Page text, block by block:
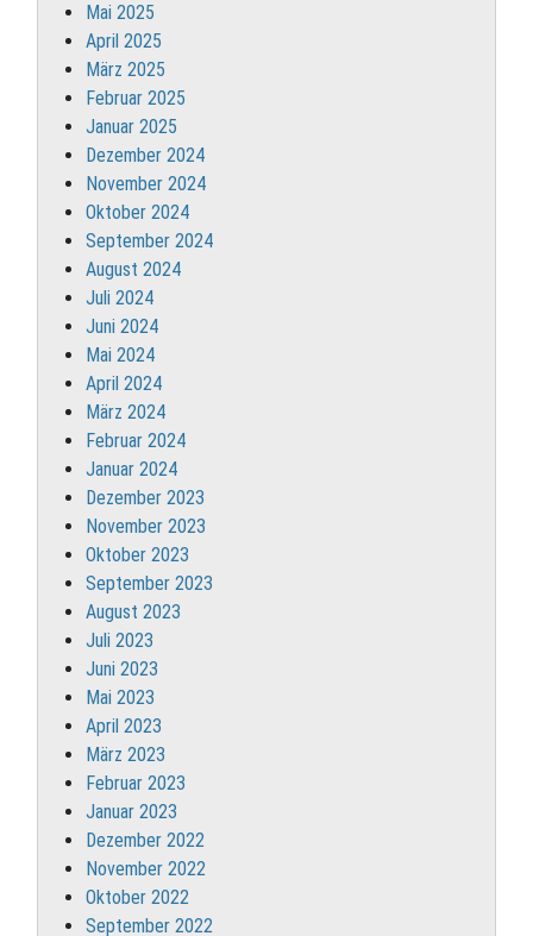
Mai 2025
April 2025
März 2025
Februar 2025
Januar 2025
Dezember 2024
November 2024
Oktober 2024
September 2024
August 2024
Juli 2024
Juni 2024
Mai 2024
April 2024
März 2024
Februar 2024
Januar 2024
Dezember 2023
November 2023
Oktober 2023
September 2023
August 2023
Juli 2023
Juni 2023
Mai 2023
April 2023
März 2023
Februar 2023
Januar 2023
Dezember 2022
November 2022
Oktober 2022
September 2022